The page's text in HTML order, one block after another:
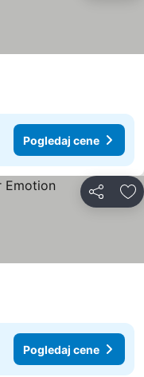
Pogledaj cene
Deli
Pogledaj cene